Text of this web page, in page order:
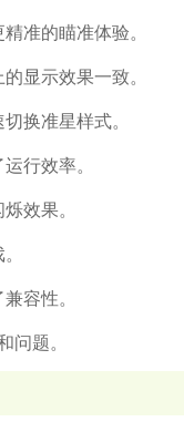
准的瞄准体验。
显示效果一致。
换准星样式。
行效率。
效果。
容性。
问题。